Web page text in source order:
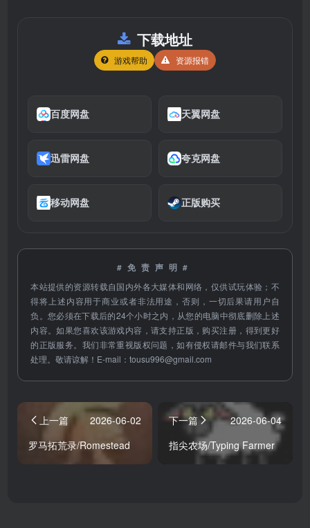
下载地址
游戏帮助 资源报错
百度网盘 天翼网盘
迅雷网盘 夸克网盘
移动网盘 正版购买
#免责声明#
本站提供的资源转载自国内外各大媒体和网络，仅供试玩体验；不
得将上述内容用于商业或者非法用途，否则，一切后果请用户自
负。您必须在下载后的24个小时之内，从您的电脑中彻底删除上述
内容。如果您喜欢该游戏内容，请支持正版，购买注册，得到更好
的正版服务。我们非常重视版权问题，如有侵权请邮件与我们联系
处理。敬请谅解！E-mail：tousu996@gmail.com
上一篇
2026-06-02
罗马拓荒录/Romestead
下一篇
2026-06-04
指尖农场/Typing Farmer